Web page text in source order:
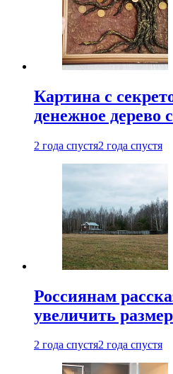
Картина с
денежное дерево
2 года спустя2 года спустя
Россиянам
увеличить
2 года спустя2 года спустя